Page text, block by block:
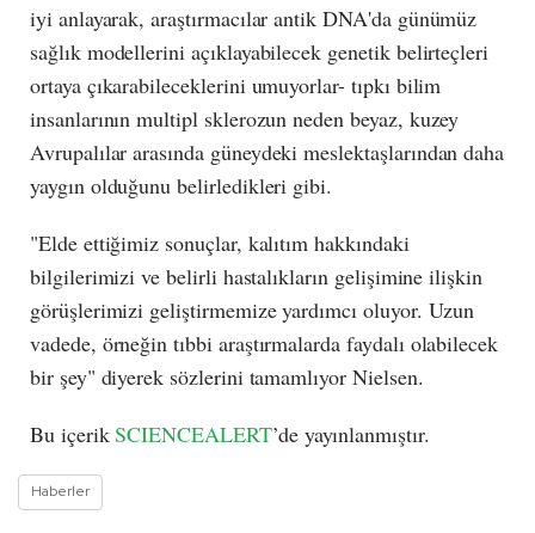
iyi anlayarak, araştırmacılar antik DNA'da günümüz
sağlık modellerini açıklayabilecek genetik belirteçleri
ortaya çıkarabileceklerini umuyorlar- tıpkı bilim
insanlarının multipl sklerozun neden beyaz, kuzey
Avrupalılar arasında güneydeki meslektaşlarından daha
yaygın olduğunu belirledikleri gibi.
"Elde ettiğimiz sonuçlar, kalıtım hakkındaki
bilgilerimizi ve belirli hastalıkların gelişimine ilişkin
görüşlerimizi geliştirmemize yardımcı oluyor. Uzun
vadede, örneğin tıbbi araştırmalarda faydalı olabilecek
bir şey" diyerek sözlerini tamamlıyor Nielsen.
Bu içerikSCIENCEALERT’de yayınlanmıştır.
Haberler